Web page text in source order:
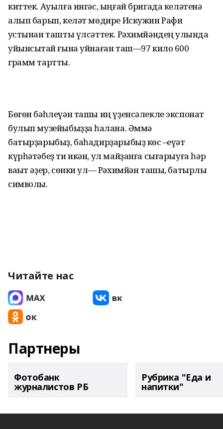
киттек. Ауылға ингәс, ыңғай бригада келәтенә
алып барып, келәт мөдире Искужин Рафиҡ
ҡустынан ташты үлсәттек. Рәхимйәндең ҡулында
уйынсыҡтай ғына уйнаған таш—97 кило 600
грамм тартты.
Бөгөн бәһлеүән ташы иң үҙенсәлекле экспонат
булып музейыбыҙҙа һаҡлана. Әммә
батырҙарыбыҙ, баһадирҙарыбыҙ көс –ҡеүәт
күрһәтәбеҙ ти икән, ул майҙанға сығарыуға һәр
ваҡыт әҙер, сөнки ул— Рәхимйән ташы, батырлыҡ
символы.
Читайте нас
Партнеры
Фотобанк
журналистов РБ
Рубрика "Еда и
напитки"